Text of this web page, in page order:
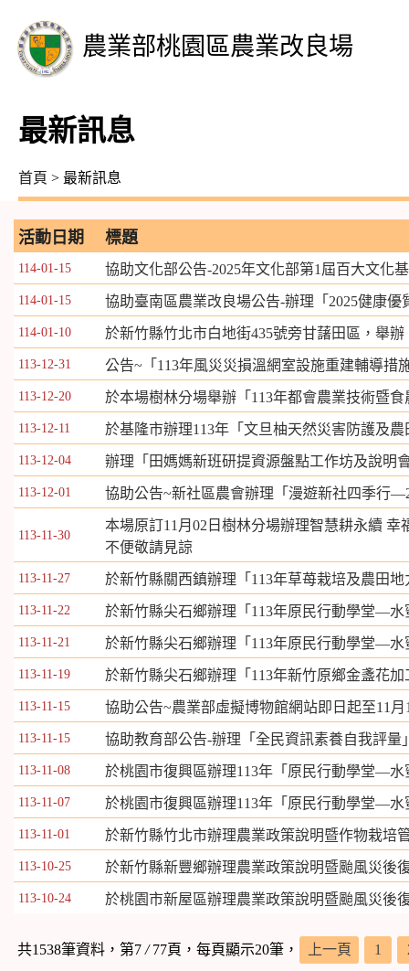
農業部桃園區農業改良場
最新訊息
首頁 > 最新訊息
活動日期 標題
114-01-15 協助文化部公告-2025年文化部第1屆百大文化
114-01-15 協助臺南區農業改良場公告-辦理「2025健康優
114-01-10 於新竹縣竹北市白地街435號旁甘藷田區，舉
113-12-31 公告~「113年風災災損溫網室設施重建輔導措
113-12-20 於本場樹林分場舉辦「113年都會農業技術暨
113-12-11 於基隆市辦理113年「文旦柚天然災害防護及
113-12-04 辦理「田媽媽新班研提資源盤點工作坊及說明
113-12-01 協助公告~新社區農會辦理「漫遊新社四季行
113-11-30
本場原訂11月02日樹林分場辦理智慧耕永續
不便敬請見諒
113-11-27 於新竹縣關西鎮辦理「113年草苺栽培及農田
113-11-22 於新竹縣尖石鄉辦理「113年原民行動學堂—水
113-11-21 於新竹縣尖石鄉辦理「113年原民行動學堂—水
113-11-19 於新竹縣尖石鄉辦理「113年新竹原鄉金盞花
113-11-15 協助公告~農業部虛擬博物館網站即日起至11
113-11-15 協助教育部公告-辦理「全民資訊素養自我評量
113-11-08 於桃園市復興區辦理113年「原民行動學堂—水
113-11-07 於桃園市復興區辦理113年「原民行動學堂—水
113-11-01 於新竹縣竹北市辦理農業政策說明暨作物栽培
113-10-25 於新竹縣新豐鄉辦理農業政策說明暨颱風災後
113-10-24 於桃園市新屋區辦理農業政策說明暨颱風災後
共1538筆資料，第7 /77頁，每頁顯示20筆， 上一頁 1